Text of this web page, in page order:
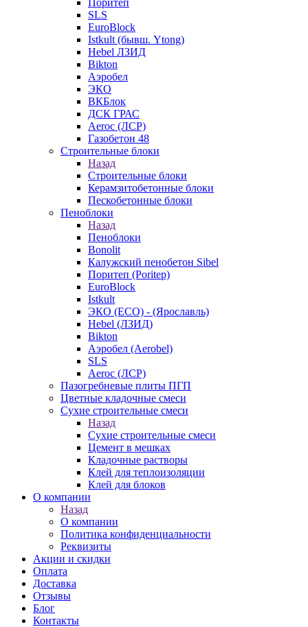
SLS
EuroBlock
Istkult (бывш. Ytong)
Hebel ЛЗИД
Bikton
Аэробел
ЭКО
ВКБлок
ДСК ГРАС
Aeroc (ЛСР)
Газобетон 48
Строительные блоки
Назад
Строительные блоки
Керамзитобетонные блоки
Пескобетонные блоки
Пеноблоки
Назад
Пеноблоки
Bonolit
Калужский пенобетон Sibel
Поритеп (Poritep)
EuroBlock
Istkult
ЭКО (ECO) - (Ярославль)
Hebel (ЛЗИД)
Bikton
Аэробел (Aerobel)
SLS
Aeroc (ЛСР)
Пазогребневые плиты ПГП
Цветные кладочные смеси
Сухие строительные смеси
Назад
Сухие строительные смеси
Цемент в мешках
Кладочные растворы
Клей для теплоизоляции
Клей для блоков
О компании
Назад
О компании
Политика конфиденциальности
Реквизиты
Акции и скидки
Оплата
Доставка
Отзывы
Блог
Контакты